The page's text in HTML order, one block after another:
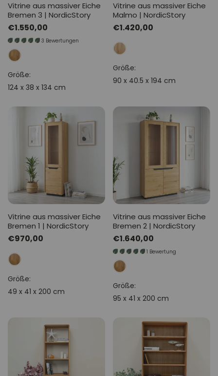
Vitrine aus massiver Eiche
Bremen 3 | NordicStory
Normaler
Preis
€1.550,00
3 Bewertungen
Größe:
124 x 38 x 134 cm
Vitrine aus massiver Eiche
Malmo | NordicStory
Normaler
Preis
€1.420,00
Größe:
90 x 40.5 x 194 cm
Vitrine aus massiver Eiche
Bremen 1 | NordicStory
Normaler
Preis
€970,00
Größe:
49 x 41 x 200 cm
Vitrine aus massiver Eiche
Bremen 2 | NordicStory
Normaler
Preis
€1.640,00
1 Bewertung
Größe:
95 x 41 x 200 cm